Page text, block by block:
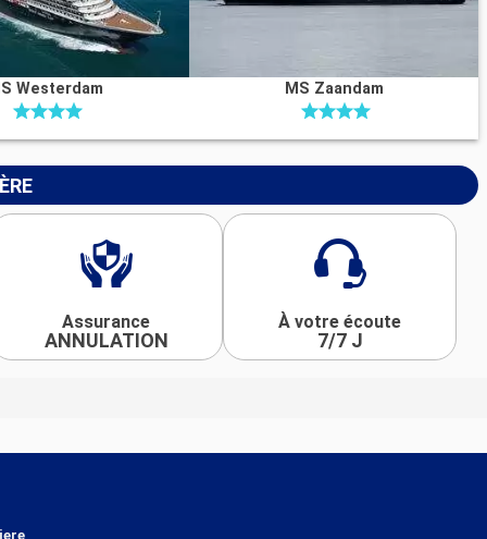
Westerdam MS Zaandam
Assurance
ANNULATION
À votre écoute
7/7 J